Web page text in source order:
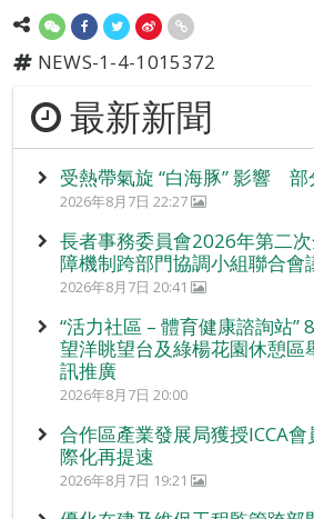
NEWS-1-4-1015372
最新新聞
受熱帶氣旋 “白海豚” 影響 部
2026年8月7日 22:27
長者事務委員會2026年第二
障機制跨部門協調小組聯合會
2026年8月7日 20:41
“活力社區 – 體育健康諮詢站”
望洋眺望台及綠楊花園休憩區
訊推廣
2026年8月7日 20:00
合作區產業發展局獲授ICCA
際化再提速
2026年8月7日 19:21